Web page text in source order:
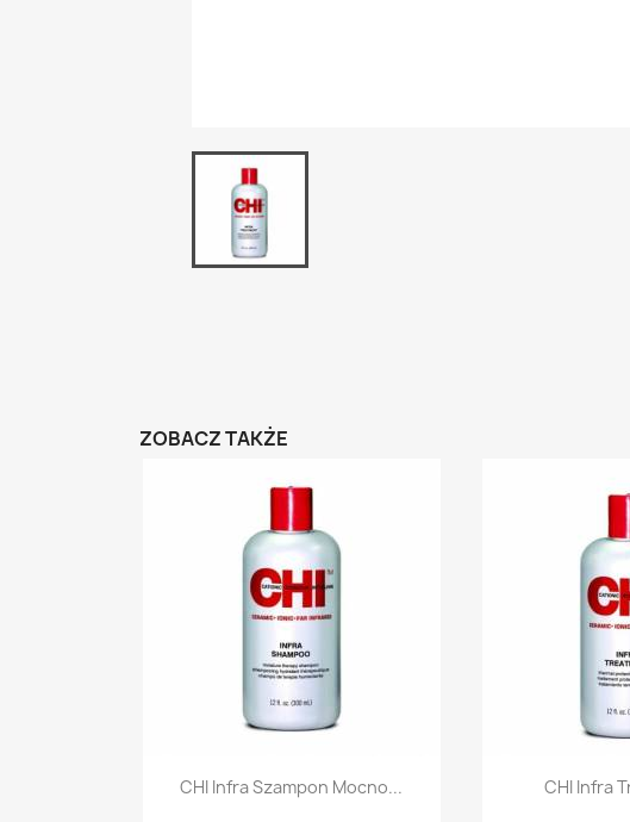
ZOBACZ TAKŻE
Szybki podgląd
CHI Infra Szampon Mocno... 
CHI Infra